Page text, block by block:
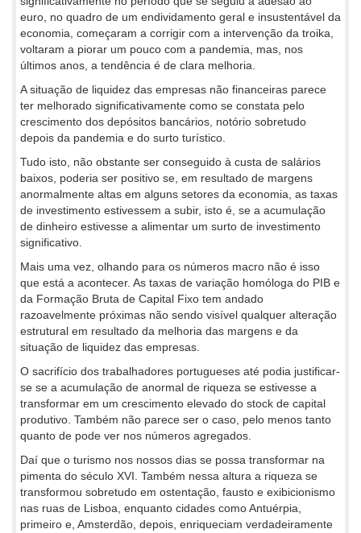
euro, no quadro de um endividamento geral e insustentável da
economia, começaram a corrigir com a intervenção da troika,
voltaram a piorar um pouco com a pandemia, mas, nos
últimos anos, a tendência é de clara melhoria.
A situação de liquidez das empresas não financeiras parece
ter melhorado significativamente como se constata pelo
crescimento dos depósitos bancários, notório sobretudo
depois da pandemia e do surto turístico.
Tudo isto, não obstante ser conseguido à custa de salários
baixos, poderia ser positivo se, em resultado de margens
anormalmente altas em alguns setores da economia, as taxas
de investimento estivessem a subir, isto é, se a acumulação
de dinheiro estivesse a alimentar um surto de investimento
significativo.
Mais uma vez, olhando para os números macro não é isso
que está a acontecer. As taxas de variação homóloga do PIB e
da Formação Bruta de Capital Fixo tem andado
razoavelmente próximas não sendo visível qualquer alteração
estrutural em resultado da melhoria das margens e da
situação de liquidez das empresas.
O sacrifício dos trabalhadores portugueses até podia justificar-
se se a acumulação de anormal de riqueza se estivesse a
transformar em um crescimento elevado do stock de capital
produtivo. Também não parece ser o caso, pelo menos tanto
quanto de pode ver nos números agregados.
Daí que o turismo nos nossos dias se possa transformar na
pimenta do século XVI. Também nessa altura a riqueza se
transformou sobretudo em ostentação, fausto e exibicionismo
nas ruas de Lisboa, enquanto cidades como Antuérpia,
primeiro e, Amsterdão, depois, enriqueciam verdadeiramente